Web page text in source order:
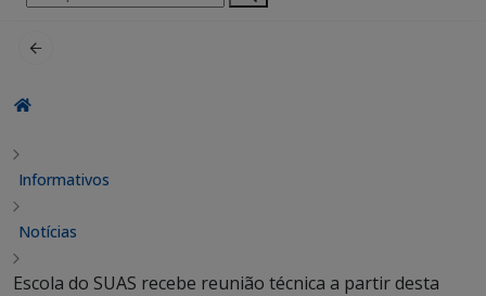
por:
Informativos
Notícias
Escola do SUAS recebe reunião técnica a partir desta